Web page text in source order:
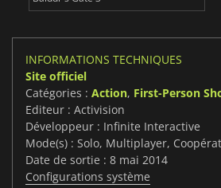
INFORMATIONS TECHNIQUES
Site officiel
Catégories : Action, First-Person
Editeur : Activision
Développeur : Infinite Interactive
Mode(s) : Solo, Multiplayer,
Date de sortie : 8 mai 2014
Configurations système